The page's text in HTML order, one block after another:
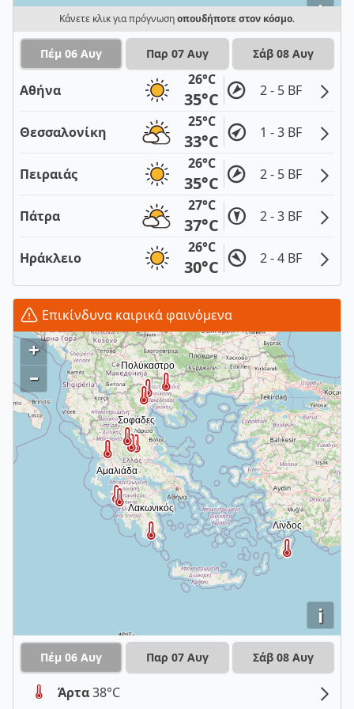
i
Κάνετε κλικ για πρόγνωσηοπουδήποτε στον κόσμο.
Πέμ 06 Αυγ Παρ 07 Αυγ Σάβ 08 Αυγ
Αθήνα
26°C
35°C 2 - 5 BF
Θεσσαλονίκη
25°C
33°C 1 - 3 BF
Πειραιάς
26°C
35°C 2 - 5 BF
Πάτρα
27°C
37°C 2 - 3 BF
Ηράκλειο
26°C
30°C 2 - 4 BF
Επικίνδυνα καιρικά φαινόμενα
i
+
–
Πέμ 06 Αυγ Παρ 07 Αυγ Σάβ 08 Αυγ
Άρτα38°C